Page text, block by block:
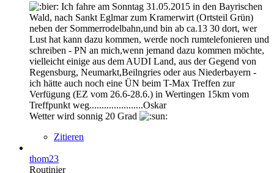
Ich fahre am Sonntag 31.05.2015 in den Bayrischen
Wald, nach Sankt Eglmar zum Kramerwirt (Ortsteil Grün)
neben der Sommerrodelbahn,und bin ab ca.13 30 dort, wer
Lust hat kann dazu kommen, werde noch rumtelefonieren und
schreiben - PN an mich,wenn jemand dazu kommen möchte,
vielleicht einige aus dem AUDI Land, aus der Gegend von
Regensburg, Neumarkt,Beilngries oder aus Niederbayern -
ich hätte auch noch eine ÜN beim T-Max Treffen zur
Verfügung (EZ vom 26.6-28.6.) in Wertingen 15km vom
Treffpunkt weg......................Oskar
Wetter wird sonnig 20 Grad
Zitieren
thom23
Routinier